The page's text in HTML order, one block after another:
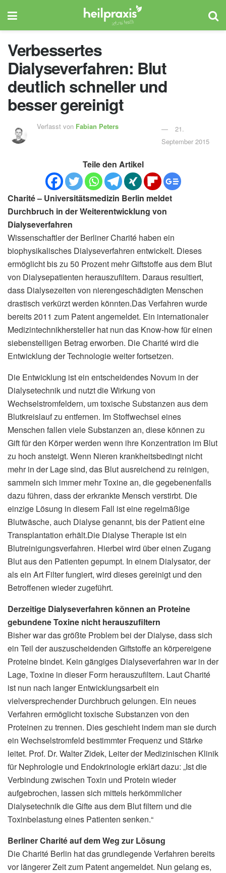
Verbessertes
Dialyseverfahren: Blut
deutlich schneller und
besser gereinigt
Verfasst von Fabian Peters
21.
September 2015
Teile den Artikel
Charité – Universitätsmedizin Berlin meldet
Durchbruch in der Weiterentwicklung von
Dialyseverfahren
Wissenschaftler der Berliner Charité haben ein
biophysikalisches Dialyseverfahren entwickelt. Dieses
ermöglicht bis zu 50 Prozent mehr Giftstoffe aus dem Blut
von Dialysepatienten herauszufiltern. Daraus resultiert,
dass Dialysezeiten von nierengeschädigten Menschen
drastisch verkürzt werden könnten.Das Verfahren wurde
bereits 2011 zum Patent angemeldet. Ein internationaler
Medizintechnikhersteller hat nun das Know-how für einen
siebenstelligen Betrag erworben. Die Charité wird die
Entwicklung der Technologie weiter fortsetzen.
Die Entwicklung ist ein entscheidendes Novum in der
Dialysetechnik und nutzt die Wirkung von
Wechselstromfeldern, um toxische Substanzen aus dem
Blutkreislauf zu entfernen. Im Stoffwechsel eines
Menschen fallen viele Substanzen an, diese können zu
Gift für den Körper werden wenn ihre Konzentration im Blut
zu hoch ansteigt. Wenn Nieren krankheitsbedingt nicht
mehr in der Lage sind, das Blut ausreichend zu reinigen,
sammeln sich immer mehr Toxine an, die gegebenenfalls
dazu führen, dass der erkrankte Mensch verstirbt. Die
einzige Lösung in diesem Fall ist eine regelmäßige
Blutwäsche, auch Dialyse genannt, bis der Patient eine
Transplantation erhält.Die Dialyse Therapie ist ein
Blutreinigungsverfahren. Hierbei wird über einen Zugang
Blut aus den Patienten gepumpt. In einem Dialysator, der
als ein Art Filter fungiert, wird dieses gereinigt und den
Betroffenen wieder zugeführt.
Derzeitige Dialyseverfahren können an Proteine
gebundene Toxine nicht herauszufiltern
Bisher war das größte Problem bei der Dialyse, dass sich
ein Teil der auszuscheidenden Giftstoffe an körpereigene
Proteine bindet. Kein gängiges Dialyseverfahren war in der
Lage, Toxine in dieser Form herauszufiltern. Laut Charité
ist nun nach langer Entwicklungsarbeit ein
vielversprechender Durchbruch gelungen. Ein neues
Verfahren ermöglicht toxische Substanzen von den
Proteinen zu trennen. Dies geschieht indem man sie durch
ein Wechselstromfeld bestimmter Frequenz und Stärke
leitet. Prof. Dr. Walter Zidek, Leiter der Medizinischen Klinik
für Nephrologie und Endokrinologie erklärt dazu: „Ist die
Verbindung zwischen Toxin und Protein wieder
aufgebrochen, lassen sich mittels herkömmlicher
Dialysetechnik die Gifte aus dem Blut filtern und die
Toxinbelastung eines Patienten senken.“
Berliner Charité auf dem Weg zur Lösung
Die Charité Berlin hat das grundlegende Verfahren bereits
vor längerer Zeit zum Patent angemeldet. Nun gelang es,